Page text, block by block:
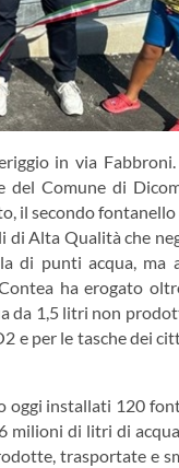
in via
del Comune di
il secondo
di Alta Qualità che
di punti acqua, ma
ha erogato
da 1,5 litri non
e per le tasche dei
oggi installati 120
milioni di litri di
trasportate e